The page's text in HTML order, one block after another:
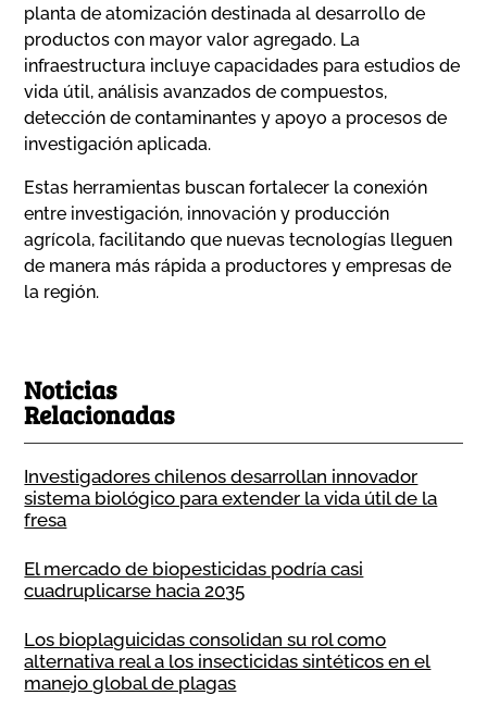
planta de atomización destinada al desarrollo de
productos con mayor valor agregado. La
infraestructura incluye capacidades para estudios de
vida útil, análisis avanzados de compuestos,
detección de contaminantes y apoyo a procesos de
investigación aplicada.
Estas herramientas buscan fortalecer la conexión
entre investigación, innovación y producción
agrícola, facilitando que nuevas tecnologías lleguen
de manera más rápida a productores y empresas de
la región.
Noticias
Relacionadas
Investigadores chilenos desarrollan innovador
sistema biológico para extender la vida útil de la
fresa
El mercado de biopesticidas podría casi
cuadruplicarse hacia 2035
Los bioplaguicidas consolidan su rol como
alternativa real a los insecticidas sintéticos en el
manejo global de plagas